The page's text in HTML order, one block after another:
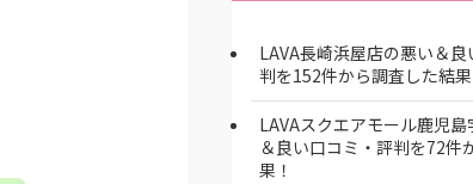
LAVA長崎浜屋店の悪い＆
判を152件から調査した結果
LAVAスクエアモール鹿児
＆良い口コミ・評判を72件
果！